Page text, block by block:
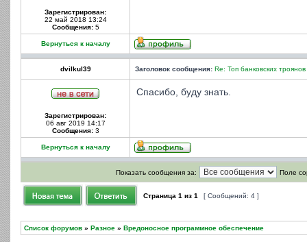
Зарегистрирован:
22 май 2018 13:24
Сообщения:5
Вернуться к началу
dvilkul39 Заголовок сообщения: Re: Топ банковских троянов
Зарегистрирован:
06 авг 2019 14:17
Сообщения:3
Спасибо, буду знать.
Вернуться к началу
Показать сообщения за: Поле
Страница 1 из 1 [ Сообщений: 4 ]
Список форумов » Разное » Вредоносное программное обеспечение